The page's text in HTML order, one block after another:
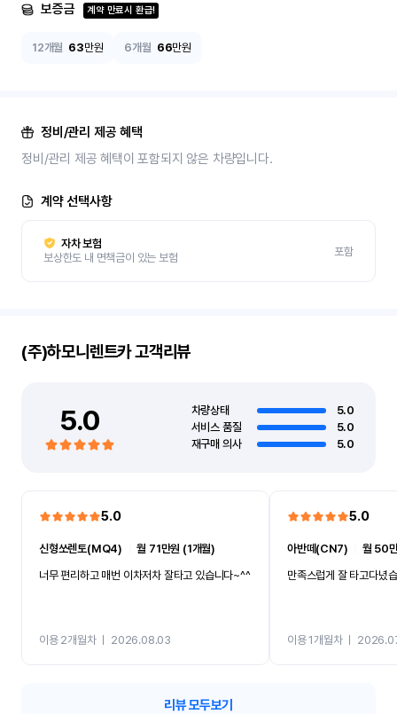
보증금 계약 만료시 환급!
12개월 63만원 6개월 66만원
정비/관리 제공 혜택
정비/관리 제공 혜택이 포함되지 않은 차량입니다.
계약 선택사항
자차 보험
보상한도 내 면책금이 있는 보험
포함
(주)하모니렌트카고객리뷰
5.0 차량상태
5.0
서비스 품질
5.0
재구매 의사
5.0
5.0
신형쏘렌토(MQ4) ㅣ월 71만원 (1개월)
너무 편리하고 매번 이차저차 잘타고 있습니다~^^
이용 2개월차ㅣ 2026.08.03
5.0
아반떼(CN7)
월 50
만족스럽게 잘 타고다녔
이용 1개월차ㅣ
리뷰 모두보기